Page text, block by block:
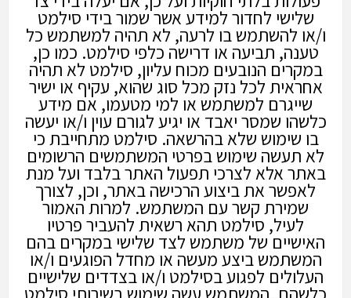
שלישי לחדור למידע אשר שמור בידי סילמט
ו/או להשתמש בו לרעה, לא תהיה למשתמש כל
טענה, תביעה או דרישה כלפי סילמט. כמו כן,
במקרים הנובעים מכוח עליון, סילמט לא תהיה
אחראית לכל נזק מכל סוג שהוא, עקיף או ישיר
שייגרם למשתמש או למי מטעמו, אם מידע
כלשהו שמסר יאבד או יגיע לגורם עוין ו/או יעשה
בו שימוש שלא בהרשאה. סילמט מתחייבת כי
לא תעשה שימוש בפרטי המשתמשים הרשומים
באתר אלא לצרכי תפעול האתר בלבד ועל מנת
לאפשר את ביצוע הרכישה באתר, וכן, לצורך
שמירת קשר עם המשתמש. למרות האמור
לעיל, סילמט תהא רשאית להעביר פרטיו
האישיים של משתמש לצד שלישי במקרים בהם
המשתמש ביצע מעשה או מחדל הפוגעים ו/או
העלולים לפגוע בסילמט ו/או בצדדים שלישיים